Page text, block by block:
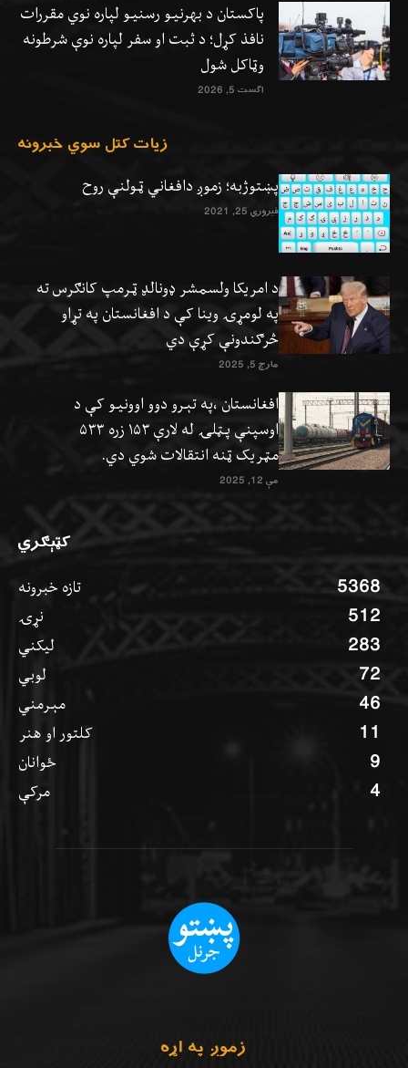
پاکستان د بهرنیو رسنیو لپاره نوي مقررات
نافذ کړل؛ د ثبت او سفر لپاره نوې شرطونه
وټاکل شول
اگست 5, 2026
زيات کتل سوي خبرونه
پښتوژبه؛ زموږ دافغاني ټولنې روح
فبروري 25, 2021
د امریکا ولسمشر ډونالډ ټرمپ کانګرس ته
په لومړۍ وینا کې د افغانستان په تړاو
څرګندونې کړې دي
مارچ 5, 2025
افغانستان ،په تېرو دوو اوونيو کې د
اوسپنې پټلۍ له لارې ۱۵۳ زره ۵۳۳
مټریک ټنه انتقالات شوي دي.
مې 12, 2025
کټېګري
تازه خبرونه 5368
نړۍ 512
ليکني 283
لوبي 72
مېرمني 46
کلتور او هنر 11
ځوانان 9
مرکې 4
زموږ په اړه